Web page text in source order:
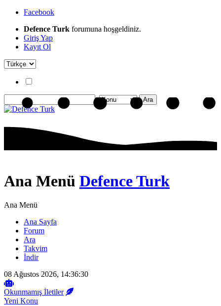
Facebook
Defence Turk forumuna hoşgeldiniz.
Giriş Yap
Kayıt Ol
Ana Menü Defence Turk
Ana Menü
Ana Sayfa
Forum
Ara
Takvim
İndir
08 Ağustos 2026, 14:36:30
Okunmamış İletiler
Yeni Konu